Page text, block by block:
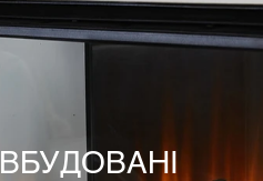
ВБУДОВАНІ